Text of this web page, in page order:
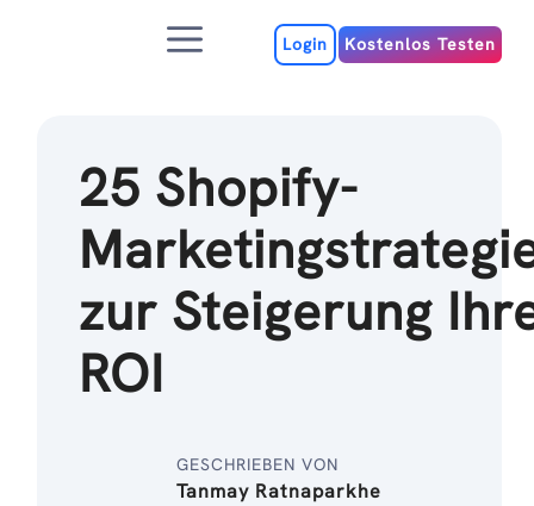
MenuLogin Kostenlos Testen
25 Shopify-
zur Steigerung
ROI
GESCHRIEBEN VON
Tanmay Ratnaparkhe